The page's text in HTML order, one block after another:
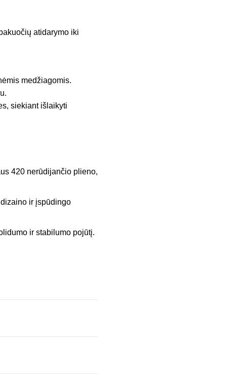
atidarymo iki
medžiagomis.
siekiant išlaikyti
420 nerūdijančio plieno,
ir įspūdingo
ir stabilumo pojūtį.